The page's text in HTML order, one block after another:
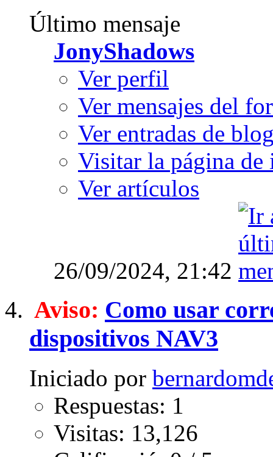
Último mensaje
JonyShadows
Ver perfil
Ver mensajes del
Ver entradas de
Visitar la página
Ver artículos
26/09/2024, 21:42
Aviso: Como usar
dispositivos NAV3
Iniciado por
Respuestas: 1
Visitas: 13,126